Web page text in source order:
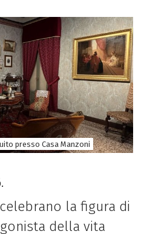
presso Casa Manzoni
la figura di
della vita